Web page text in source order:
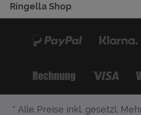
Ringella Shop
* Alle Preise inkl. gesetzl.